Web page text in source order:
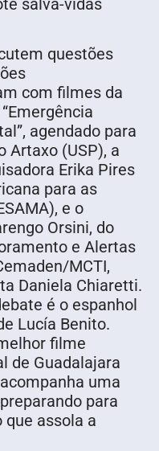
salva-vidas
questões
com filmes da
agendado para
Artaxo (USP), a
Erika Pires
para as
e o
Orsini, do
e Alertas
MCTI,
Daniela Chiaretti.
é o espanhol
Lucía Benito.
filme
de Guadalajara
uma
para
assola a